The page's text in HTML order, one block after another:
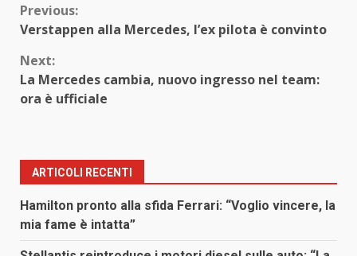
Continue
Reading
Previous:
Verstappen alla Mercedes, l’ex pilota è convinto
Next:
La Mercedes cambia, nuovo ingresso nel team:
ora è ufficiale
ARTICOLI RECENTI
Hamilton pronto alla sfida Ferrari: “Voglio vincere, la
mia fame è intatta”